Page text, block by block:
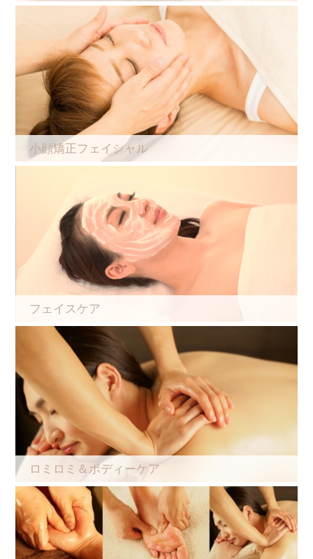
小顔矯正フェイシャル
フェイスケア
ロミロミ＆ボディーケア